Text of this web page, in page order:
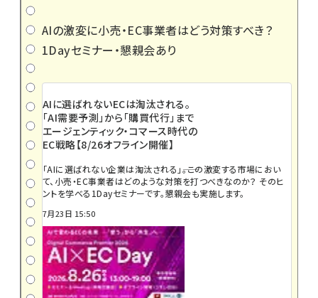
AIの激変に小売・EC事業者はどう対策すべき？
1Dayセミナー・懇親会あり
AIに選ばれないECは淘汰される。
「AI需要予測」から「購買代行」まで
エージェンティック・コマース時代の
EC戦略【8/26オフライン開催】
「AIに選ばれない企業は淘汰される」――。この激変する市場におい
て、小売・EC事業者はどのような対策を打つべきなのか？ そのヒ
ントを学べる1Dayセミナーです。懇親会も実施します。
7月23日 15:50